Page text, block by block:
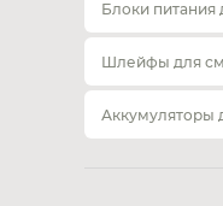
Блоки питания
Шлейфы для
Аккумуляторы